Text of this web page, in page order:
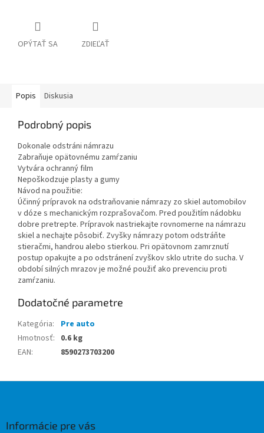
OPÝTAŤ SA ZDIEĽAŤ
Popis Diskusia
Podrobný popis
Dokonale odstráni námrazu
Zabraňuje opätovnému zamŕzaniu
Vytvára ochranný film
Nepoškodzuje plasty a gumy
Návod na použitie:
Účinný prípravok na odstraňovanie námrazy zo skiel automobilov
v dóze s mechanickým rozprašovačom. Pred použitím nádobku
dobre pretrepte. Prípravok nastriekajte rovnomerne na námrazu
skiel a nechajte pôsobiť. Zvyšky námrazy potom odstráňte
stieračmi, handrou alebo stierkou. Pri opätovnom zamrznutí
postup opakujte a po odstránení zvyškov sklo utrite do sucha. V
období silných mrazov je možné použiť ako prevenciu proti
zamŕzaniu.
Dodatočné parametre
Kategória:
Pre auto
Hmotnosť: 0.6 kg
EAN: 8590273703200
Informácie pre vás